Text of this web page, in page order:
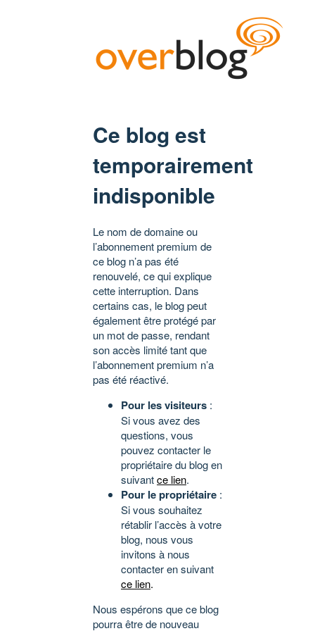
Ce blog est
temporairement
indisponible
Le nom de domaine ou
l’abonnement premium de
ce blog n’a pas été
renouvelé, ce qui explique
cette interruption. Dans
certains cas, le blog peut
également être protégé par
un mot de passe, rendant
son accès limité tant que
l’abonnement premium n’a
pas été réactivé.
Pour les visiteurs :
Si vous avez des
questions, vous
pouvez contacter le
propriétaire du blog en
suivantce lien.
Pour le propriétaire :
Si vous souhaitez
rétablir l’accès à votre
blog, nous vous
invitons à nous
contacter en suivant
ce lien.
Nous espérons que ce blog
pourra être de nouveau